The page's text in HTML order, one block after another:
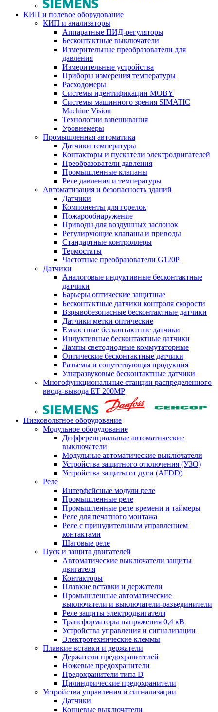
КИП и полевое оборудование
КИП и анализаторы
Аппаратные ПИД-регуляторы
Бесконтактные выключатели
Измерительные преобразователи для
давления
Измерительные устройства
Приборы измерения температуры
Расходомеры
Системы идентификации MOBY
Системы машинного зрения SIMATIC
Machine Vision
Технологии взвешивания
Уровнемеры
Промышленная автоматика
Датчики температуры
Контакторы и пускатели электродвигателей
Преобразователи давления
Промышленные клапаны
Реле давления и температуры
Автоматизация и безопасность зданий
Датчики
Компоненты для горелок
Пожарообнаружение
Приводы для воздушных заслонок
Регулирующие клапаны и приводы
Стандартные контроллеры
Термостаты
Частотные преобразователи G120P
Датчики
Аналоговые индуктивные бесконтактные
датчики
Барьеры оптические защитные
Бесконтактные датчики контроля скорости
Взрывобезопасные бесконтактные датчики
Датчики метки оптические
Емкостные бесконтактные датчики
Индуктивные бесконтактные датчики
Лампы светодиодные коммутаторные
Оптические бесконтактные датчики
Разъемы и сопутствующая продукция
Ультразвуковые бесконтактные датчики
Многофункциональные станции распределенного
ввода-вывода ET 200MP
Низковольтное оборудование
Модульное оборудование
Дифференциальные автоматические
выключатели
Модульные автоматические выключатели
Устройства защитного отключения (УЗО)
Устройства защиты от дуги (AFDD)
Реле
Интерфейсные модули реле
Промышленные реле
Промышленные реле времени и таймеры
Реле для печатного монтажа
Реле с принудительным управлением
контактами
Шаговые реле
Пуск и защита двигателей
Автоматические выключатели защиты
двигателя
Контакторы
Плавкие вставки и держатели
Промышленные автоматические
выключатели и выключатели-разъединители
Реле защиты электродвигателя
Трансформаторы напряжения 0,4 кВ
Устройства управления и сигнализации
Электротехнические клеммы
Плавкие вставки и держатели
Держатели предохранителей
Ножевые предохранители
Предохранители типа D
Цилиндрические предохранители
Устройства управления и сигнализации
Датчики
Концевые выключатели